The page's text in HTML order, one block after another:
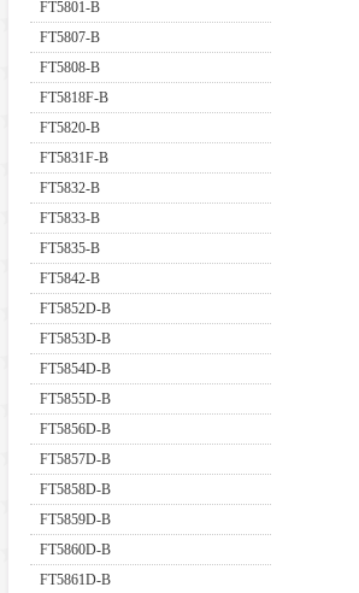
FT5801-B
FT5807-B
FT5808-B
FT5818F-B
FT5820-B
FT5831F-B
FT5832-B
FT5833-B
FT5835-B
FT5842-B
FT5852D-B
FT5853D-B
FT5854D-B
FT5855D-B
FT5856D-B
FT5857D-B
FT5858D-B
FT5859D-B
FT5860D-B
FT5861D-B